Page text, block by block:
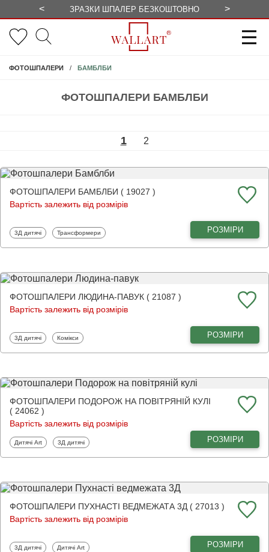
< ЗРАЗКИ ШПАЛЕР БЕЗКОШТОВНО >
ФОТОШПАЛЕРИ БАМБЛБИ
ФОТОШПАЛЕРИ БАМБЛБИ
1 2
ФОТОШПАЛЕРИ БАМБЛБИ ( 19027 )
Вартість залежить від розмірів
Фотошпалери
3Д дитячі Фотошпалери
Трансформери РОЗМІРИ
ФОТОШПАЛЕРИ ЛЮДИНА-ПАВУК ( 21087 )
Вартість залежить від розмірів
Фотошпалери
3Д дитячі Фотошпалери
Комікси РОЗМІРИ
ФОТОШПАЛЕРИ ПОДОРОЖ НА ПОВІТРЯНІЙ КУЛІ
( 24062 )
Вартість залежить від розмірів
Фотошпалери
Дитячі Art Фотошпалери
3Д дитячі РОЗМІРИ
ФОТОШПАЛЕРИ ПУХНАСТІ ВЕДМЕЖАТА 3Д ( 27013 )
Вартість залежить від розмірів
Фотошпалери
3Д дитячі Фотошпалери
Дитячі Art РОЗМІРИ